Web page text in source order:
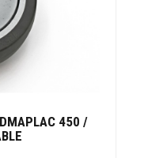
450 /